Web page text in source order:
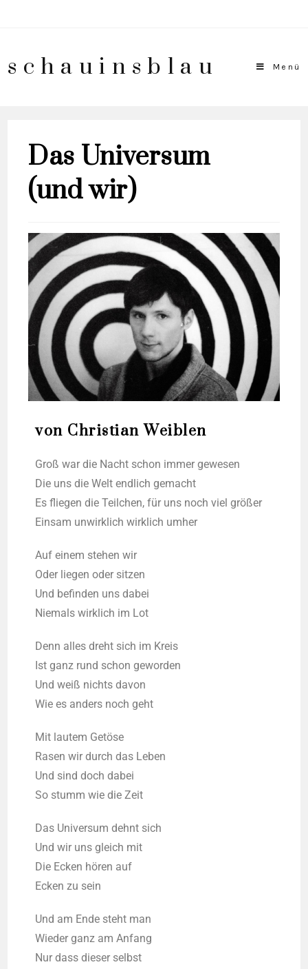
schauinsblau Menü
Das Universum
(und wir)
von Christian Weiblen
Groß war die Nacht schon immer gewe­sen
Die uns die Welt end­lich gemacht
Es flie­gen die Teil­chen, für uns noch viel grö­ßer
Ein­sam unwirk­lich wirk­lich umher
Auf einem ste­hen wir
Oder lie­gen oder sit­zen
Und befin­den uns dabei
Nie­mals wirk­lich im Lot
Denn alles dreht sich im Kreis
Ist ganz rund schon gewor­den
Und weiß nichts davon
Wie es anders noch geht
Mit lau­tem Getö­se
Rasen wir durch das Leben
Und sind doch dabei
So stumm wie die Zeit
Das Uni­ver­sum dehnt sich
Und wir uns gleich mit
Die Ecken hören auf
Ecken zu sein
Und am Ende steht man
Wie­der ganz am Anfang
Nur dass die­ser selbst